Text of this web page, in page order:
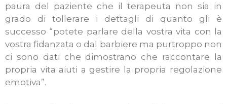
paura del paziente che il terapeuta non sia in
grado di tollerare i dettagli di quanto gli è
successo “potete parlare della vostra vita con la
vostra fidanzata o dal barbiere ma purtroppo non
ci sono dati che dimostrano che raccontare la
propria vita aiuti a gestire la propria regolazione
emotiva”.